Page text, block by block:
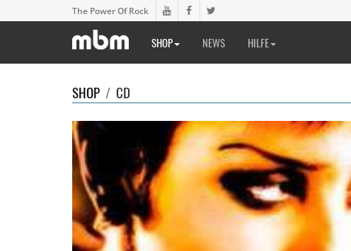
The Power Of Rock
SHOP NEWS HILFE
SHOP / CD